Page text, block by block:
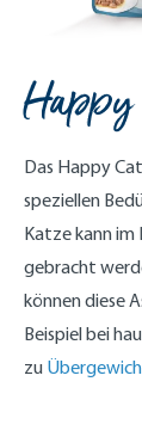
Happy
Das Happy
speziellen
Katze kann im
gebracht
können diese
Beispiel bei
zu